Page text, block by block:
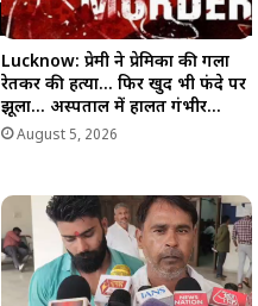
Lucknow: प्रेमी ने प्रेमिका की गला
रेतकर की हत्या… फिर खुद भी फंदे पर
झूला… अस्पताल में हालत गंभीर…
August 5, 2026